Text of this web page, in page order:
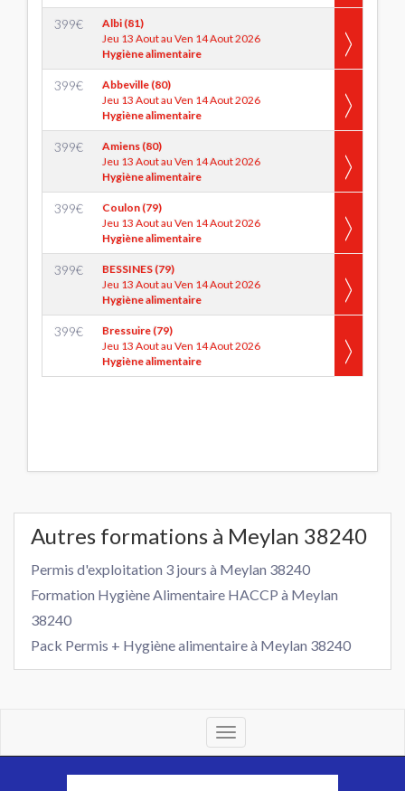
399€
Albi (81)
Jeu 13 Aout au Ven 14 Aout 2026
Hygiène alimentaire
399€
Abbeville (80)
Jeu 13 Aout au Ven 14 Aout 2026
Hygiène alimentaire
399€
Amiens (80)
Jeu 13 Aout au Ven 14 Aout 2026
Hygiène alimentaire
399€
Coulon (79)
Jeu 13 Aout au Ven 14 Aout 2026
Hygiène alimentaire
399€
BESSINES (79)
Jeu 13 Aout au Ven 14 Aout 2026
Hygiène alimentaire
399€
Bressuire (79)
Jeu 13 Aout au Ven 14 Aout 2026
Hygiène alimentaire
Autres formations à Meylan 38240
Permis d'exploitation 3 jours à Meylan 38240
Formation Hygiène Alimentaire HACCP à Meylan
38240
Pack Permis + Hygiène alimentaire à Meylan 38240
Toggle
navigation